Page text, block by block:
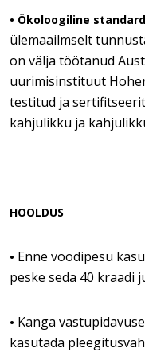
• Ökoloogiline
ülemaailmselt
on välja töötanud
uurimisinstituut
testitud ja
kahjulikku ja
HOOLDUS
• Enne voodipesu
peske seda 40 kraadi
• Kanga
kasutada